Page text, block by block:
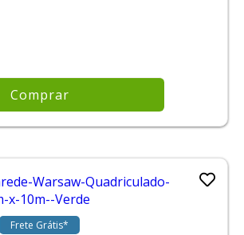
Comprar
Frete Grátis*